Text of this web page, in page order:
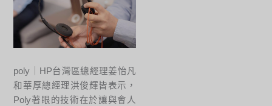
poly｜HP台灣區總經理姜怡凡
和華厚總經理洪俊輝皆表示，
Poly著眼的技術在於讓與會人